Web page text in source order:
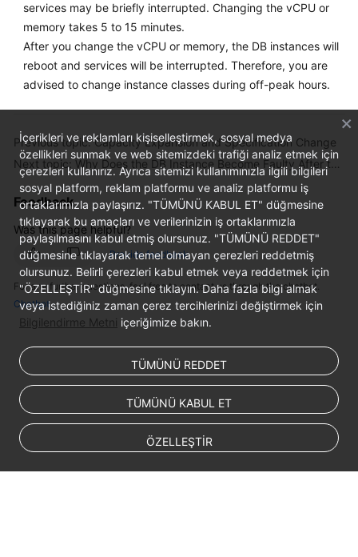
Performance
White
Paper
API
Reference
SDK
Reference
FAQs
Troubleshooting
Videos
Glossary
More
General
Glossary
services may be briefly interrupted. Changing the vCPU or
memory takes 5 to 15 minutes.
After you change the vCPU or memory, the DB instances will
reboot and services will be interrupted. Therefore, you are
advised to change instance classes during off-peak hours.
Previous topic: Capacity Expansion and Specification Change
Feedback
Was this page helpful?
Provide feedback
For any further questions, feel free to contact us through the chatbot.
Chatbot
İçerikleri ve reklamları kişiselleştirmek, sosyal medya
özellikleri sunmak ve web sitemizdeki trafiği analiz etmek için
çerezleri kullanırız. Ayrıca sitemizi kullanımınızla ilgili bilgileri
sosyal platform, reklam platformu ve analiz platformu iş
ortaklarımızla paylaşırız. "TÜMÜNÜ KABUL ET" düğmesine
tıklayarak bu amaçları ve verilerinizin iş ortaklarımızla
paylaşılmasını kabul etmiş olursunuz. "TÜMÜNÜ REDDET"
düğmesine tıklayarak temel olmayan çerezleri reddetmiş
olursunuz. Belirli çerezleri kabul etmek veya reddetmek için
"ÖZELLEŞTİR" düğmesine tıklayın. Daha fazla bilgi almak
veya istediğiniz zaman çerez tercihlerinizi değiştirmek için
Bilgilendirme Metni içeriğimize bakın.
TÜMÜNÜ REDDET
TÜMÜNÜ KABUL ET
ÖZELLEŞTİR